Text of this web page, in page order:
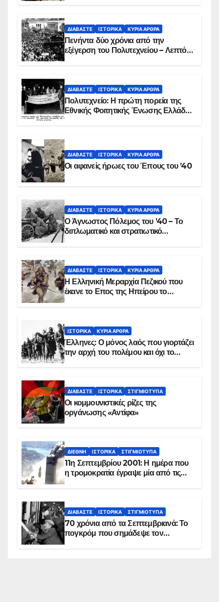
ΔΙΑΒΆΣΤΕ ΙΣΤΟΡΙΚΆ ΚΥΡΙΑ ΑΡΘΡΑ
Πενήντα δύο χρόνια από την
εξέγερση του Πολυτεχνείου – Λεπτό
ΔΙΑΒΆΣΤΕ ΙΣΤΟΡΙΚΆ ΚΥΡΙΑ ΑΡΘΡΑ
Πολυτεχνείο: Η πρώτη πορεία της
Εθνικής Φοιτητικής Ένωσης Ελλάδος
ΔΙΑΒΆΣΤΕ ΙΣΤΟΡΙΚΆ ΚΥΡΙΑ ΑΡΘΡΑ
Οι αφανείς ήρωες του Έπους του ’40
ΔΙΑΒΆΣΤΕ ΙΣΤΟΡΙΚΆ ΚΥΡΙΑ ΑΡΘΡΑ
Ο Άγνωστος Πόλεμος του ’40 – Το
διπλωματικό και στρατιωτικό
ΔΙΑΒΆΣΤΕ ΙΣΤΟΡΙΚΆ ΚΥΡΙΑ ΑΡΘΡΑ
Η Ελληνική Μεραρχία Πεζικού που
έκανε το Επος της Ηπείρου το
ΙΣΤΟΡΙΚΆ ΚΥΡΙΑ ΑΡΘΡΑ
Έλληνες: Ο μόνος λαός που γιορτάζει
την αρχή του πολέμου και όχι το
ΔΙΑΒΆΣΤΕ ΙΣΤΟΡΙΚΆ ΣΤΙΓΜΙΌΤΥΠΑ
Οι κομμουνιστικές ρίζες της
οργάνωσης «Αντίφα»
ΔΙΕΘΝΉ ΙΣΤΟΡΙΚΆ ΣΤΙΓΜΙΌΤΥΠΑ
11η Σεπτεμβρίου 2001: Η ημέρα που
η τρομοκρατία έγραψε μία από τις
ΔΙΑΒΆΣΤΕ ΙΣΤΟΡΙΚΆ ΣΤΙΓΜΙΌΤΥΠΑ
70 χρόνια από τα Σεπτεμβριανά: Το
πογκρόμ που σημάδεψε τον